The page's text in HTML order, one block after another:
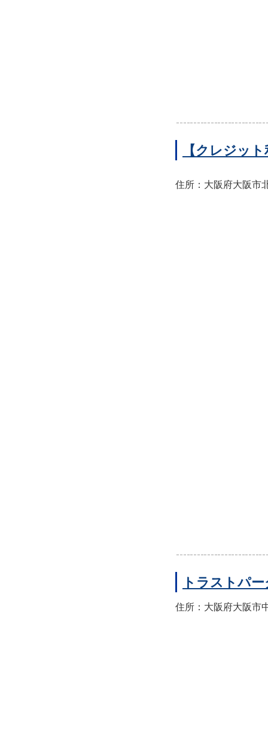
【クレジッ
住所：大阪府大阪市
トラストパ
住所：大阪府大阪市